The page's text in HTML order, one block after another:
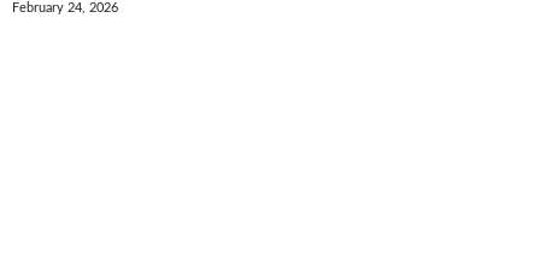
February 24, 2026